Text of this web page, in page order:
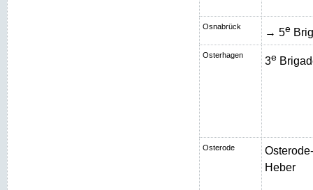
Osnabrück → 5e
Osterhagen 3e
Osterode
Heber